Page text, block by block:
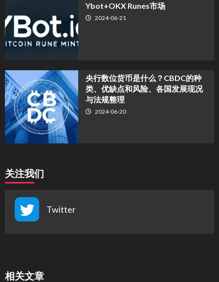
Ybot+OKX Runes市场
2024-06-21
央行数位货币是什么？CBDC的种
类、优缺点和风险、各国发展现况
与法规整理
2024-06-20
关注我们
Twitter
相关文章